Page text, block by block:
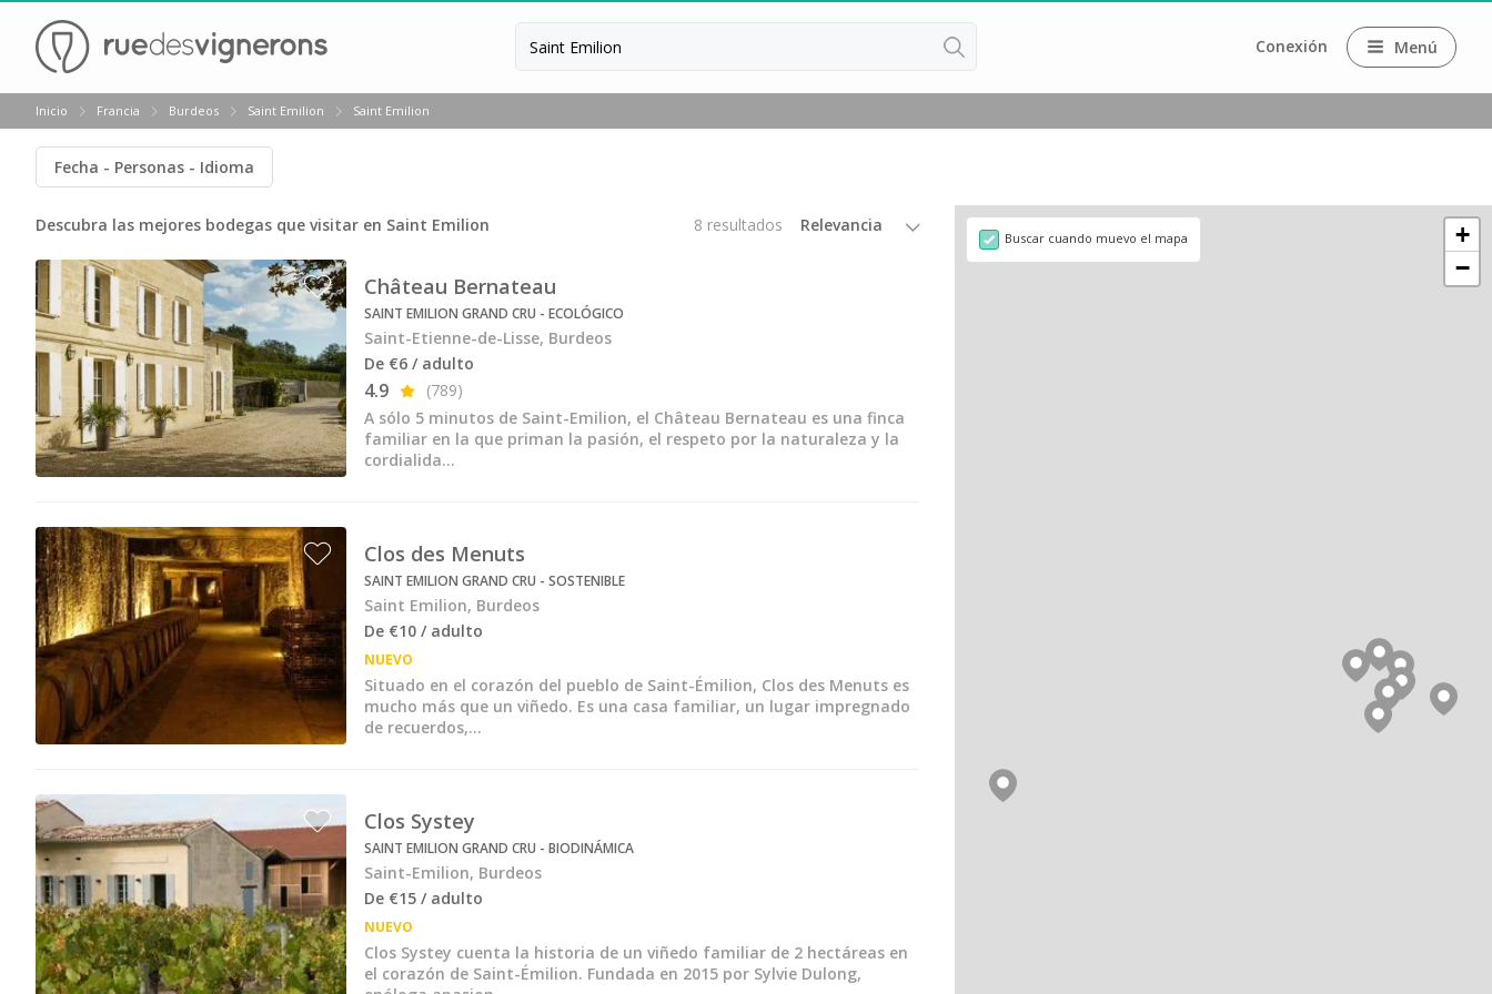
Conexión Menú
Volver
Bodegas y cata de vinos Alsacia
Bodegas y cata de vinos Beaujolais
Bodegas y cata de vinos Borgoña
Bodegas y cata de vinos Bordeaux
Destilerías y cata de calvados
Bodegas y cata de champagne
Bodegas y cata de vinos Jura
Bodegas y cata de vinos Languedoc Rosellón
Destilerias de ron Martinica
Bodegas y cata de vinos Savoie
Bodegas y cata de vinos Sudoeste Francia
Bodegas y cata de vinos Valle del Loira
Bodegas y cata de vinos Valle del Ródano
Bodegas y cata de vinos Carcassonne
Bodegas y cata de vinos Narbona
Bodegas y cata de vinos Nimes
Bodegas y cata de vinos Reims
Bodegas y cata de vinos Saint Emilion
Inicio Francia Burdeos Saint Emilion Saint Emilion
Fecha Personas Idioma
Descubra las mejores bodegas que visitar en Saint Emilion 8 resultados
Château Bernateau
SAINT EMILION GRAND CRU - ECOLÓGICO
Saint-Etienne-de-Lisse, Burdeos
De €6 / adulto
4.9
(789)
A sólo 5 minutos de Saint-Emilion, el Château Bernateau es una finca
familiar en la que priman la pasión, el respeto por la naturaleza y la
cordialida...
Clos des Menuts
SAINT EMILION GRAND CRU - SOSTENIBLE
Saint Emilion, Burdeos
De €10 / adulto
NUEVO
Situado en el corazón del pueblo de Saint-Émilion, Clos des Menuts es
mucho más que un viñedo. Es una casa familiar, un lugar impregnado
de recuerdos,...
Clos Systey
SAINT EMILION GRAND CRU - BIODINÁMICA
Saint-Emilion, Burdeos
De €15 / adulto
NUEVO
Clos Systey cuenta la historia de un viñedo familiar de 2 hectáreas en
el corazón de Saint-Émilion. Fundada en 2015 por Sylvie Dulong,
+
−
Buscar cuando muevo el mapa